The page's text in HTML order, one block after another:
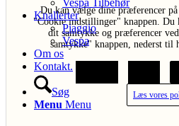
Vespa Tilbehør
Knallerter
Piaggio
Vespa
Om os
Kontakt.
Søg
Menu Menu
Du kan vælge dine præferencer
"Cookie indstillinger" knappen.
dit samtykke og præferencer
samtykke" knappen, nederst til
Læs vores